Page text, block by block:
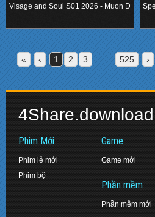
Mượn Dung Nhan
Visage and Soul S01 2026 - Muon Dung
« ‹ 1 2 3 525 ›
4Share.download
Phim Mới
Phim lẻ mới
Phim bộ
Game
Game mới
Phần mềm
Phần mềm mới